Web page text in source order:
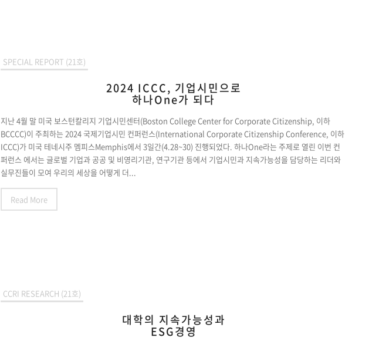
SPECIAL REPORT (21호)
2024 ICCC, 기업시민으로
하나One가 되다
지난 4월 말 미국 보스턴칼리지 기업시민센터(Boston College Center for Corporate Citizenship, 이하
BCCCC)이 주최하는 2024 국제기업시민 컨퍼런스(International Corporate Citizenship Conference, 이하
ICCC)가 미국 테네시주 멤피스Memphis에서 3일간(4.28~30) 진행되었다. 하나One라는 주제로 열린 이번 컨
퍼런스 에서는 글로벌 기업과 공공 및 비영리기관, 연구기관 등에서 기업시민과 지속가능성을 담당하는 리더와
실무진들이 모여 우리의 세상을 어떻게 더...
Read More
CCRI RESEARCH (21호)
대학의 지속가능성과
ESG경영